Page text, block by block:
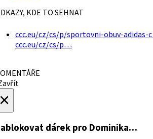
KDE TO SEHNAT
ccc.eu/cz/cs/p/sportovni-obuv-adidas-
ccc.eu/cz/cs/p…
dárek pro Dominika…